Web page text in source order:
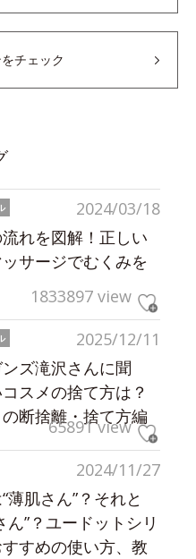
チェック
2024/03/18
れを図解！正しい
サージでむくみを
1833897 view
2025/12/11
ズ滝沢さんに聞
スメの捨て方は？
の断捨離・捨て方編
65891 view
2024/11/27
薄肌さん”？それと
ん”？ユードットシリ
すめの使い方、教